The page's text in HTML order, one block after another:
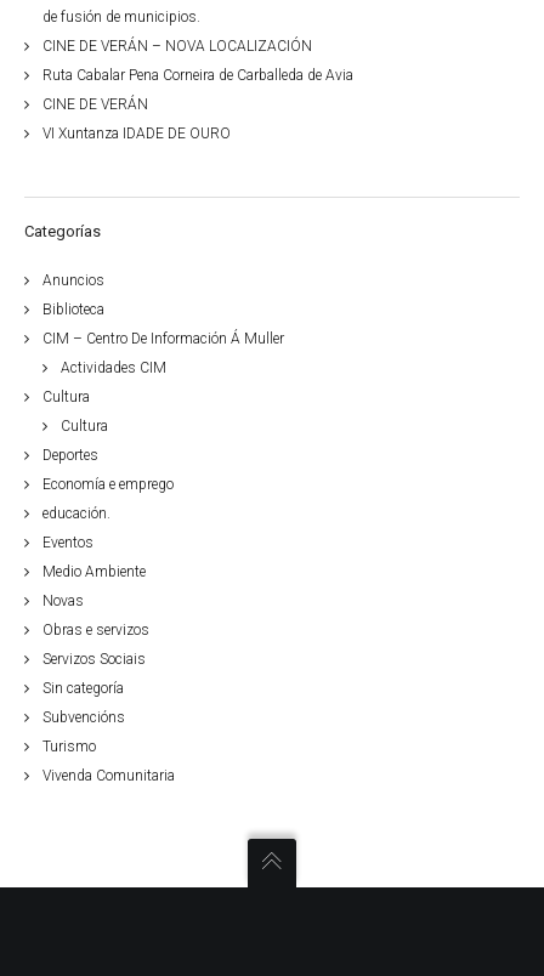
de fusión de municipios.
CINE DE VERÁN – NOVA LOCALIZACIÓN
Ruta Cabalar Pena Corneira de Carballeda de Avia
CINE DE VERÁN
VI Xuntanza IDADE DE OURO
Categorías
Anuncios
Biblioteca
CIM – Centro De Información Á Muller
Actividades CIM
Cultura
Cultura
Deportes
Economía e emprego
educación.
Eventos
Medio Ambiente
Novas
Obras e servizos
Servizos Sociais
Sin categoría
Subvencións
Turismo
Vivenda Comunitaria